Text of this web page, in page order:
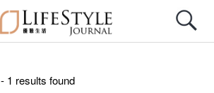
- 1 results found